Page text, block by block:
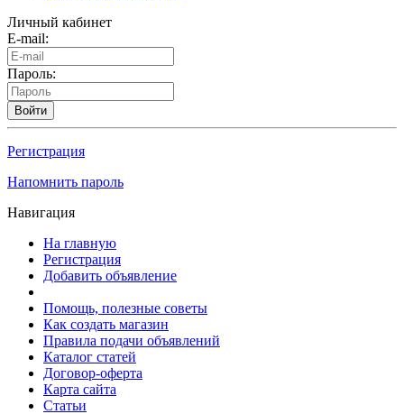
Личный кабинет
E-mail:
Пароль:
Войти
Регистрация
Напомнить пароль
Навигация
На главную
Регистрация
Добавить объявление
Помощь, полезные советы
Как создать магазин
Правила подачи объявлений
Каталог статей
Договор-оферта
Карта сайта
Статьи